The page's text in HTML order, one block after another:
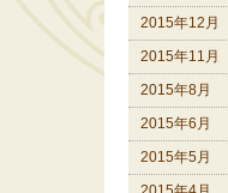
2015年12月
2015年11月
2015年8月
2015年6月
2015年5月